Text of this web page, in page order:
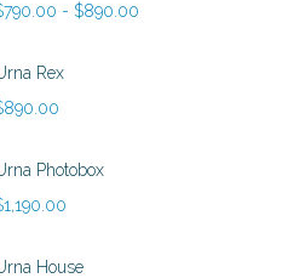
790.00 - $890.00
Rex
890.00
Photobox
1,190.00
House